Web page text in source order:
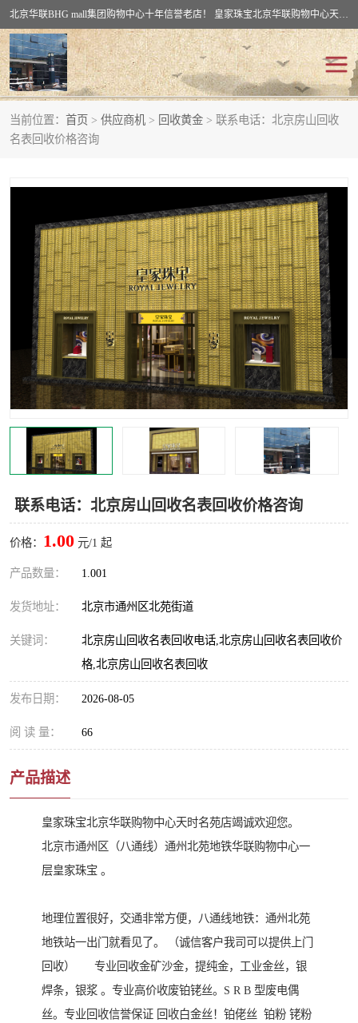
北京华联BHG mall集团购物中心十年信誉老店！ 皇家珠宝北京华联购物中心天时名苑店竭诚欢迎您。 北京市通州区（八通线）通州北苑地铁华联购物中心一层皇家珠宝 北京皇家珠宝通州黄金回收黄金首饰加工店（八通线: 通州北苑地铁华联店）：通州区通州北苑地铁华联购物中心一层皇家珠宝。
当前位置： 首页 > 供应商机 > 回收黄金 > 联系电话：北京房山回收
名表回收价格咨询
联系电话：北京房山回收名表回收价格咨询
价格： 1.00 元/1 起
产品数量： 1.001
发货地址： 北京市通州区北苑街道
关键词：
北京房山回收名表回收电话,北京房山回收名表回收价
格,北京房山回收名表回收
发布日期： 2026-08-05
阅 读 量： 66
产品描述
皇家珠宝北京华联购物中心天时名苑店竭诚欢迎您。
北京市通州区（八通线）通州北苑地铁华联购物中心一
层皇家珠宝 。
地理位置很好，交通非常方便，八通线地铁：通州北苑
地铁站一出门就看见了。 （诚信客户我司可以提供上门
回收） 专业回收金矿沙金，提纯金，工业金丝，银
焊条，银浆 。专业高价收废铂铑丝。S R B 型废电偶
丝。专业回收信誉保证 回收白金丝！铂佬丝 铂粉 铑粉
回收黄金
回收翡翠玉石